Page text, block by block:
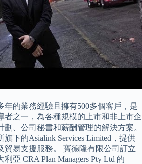
年的業務經驗且擁有500多個客戶，是
者之一，為各種規模的上市和非上市企
、公司秘書和薪酬管理的解決方案。
下的Asialink Services Limited，提供
貿易支援服務。 寶德隆有限公司訂立
亞 CRA Plan Managers Pty Ltd 的